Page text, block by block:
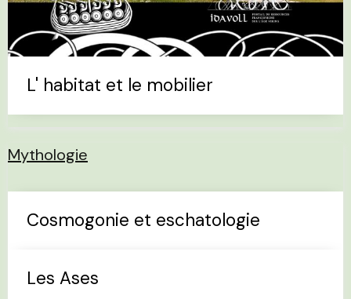
L' habitat et le mobilier
Mythologie
Cosmogonie et eschatologie
Les Ases